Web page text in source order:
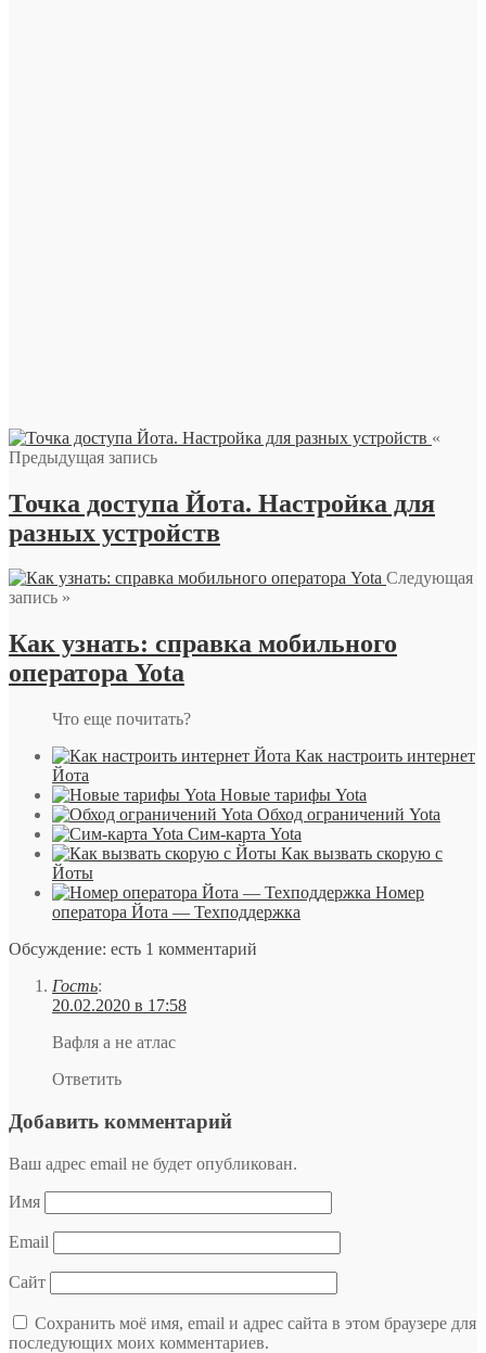
«
Предыдущая запись
Точка доступа Йота. Настройка для
разных устройств
Следующая
запись »
Как узнать: справка мобильного
оператора Yota
Что еще почитать?
Как настроить интернет
Йота
Новые тарифы Yota
Обход ограничений Yota
Сим-карта Yota
Как вызвать скорую с
Йоты
Номер
оператора Йота — Техподдержка
Обсуждение: есть 1 комментарий
Гость:
20.02.2020 в 17:58
Вафля а не атлас
Ответить
Добавить комментарий
Ваш адрес email не будет опубликован.
Имя
Email
Сайт
Сохранить моё имя, email и адрес сайта в этом браузере для
последующих моих комментариев.